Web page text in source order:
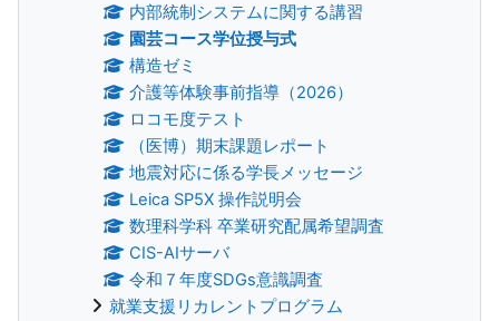
内部統制システムに関する講習
園芸コース学位授与式
構造ゼミ
介護等体験事前指導（2026）
ロコモ度テスト
（医博）期末課題レポート
地震対応に係る学長メッセージ
Leica SP5X 操作説明会
数理科学科 卒業研究配属希望調査
CIS-AIサーバ
令和７年度SDGs意識調査
就業支援リカレントプログラム